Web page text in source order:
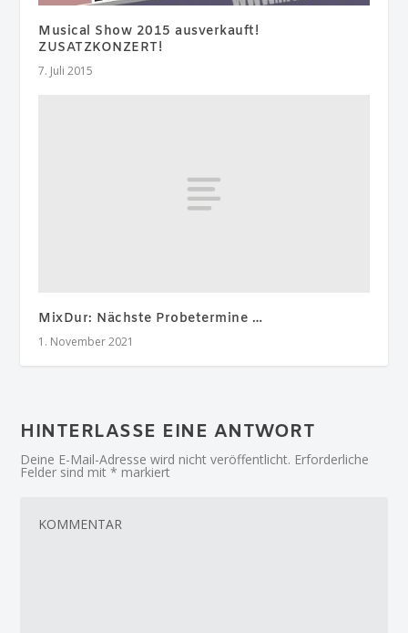
Musical Show 2015 ausverkauft!
ZUSATZKONZERT!
7. Juli 2015
MixDur: Nächste Probetermine …
1. November 2021
HINTERLASSE EINE ANTWORT
Deine E-Mail-Adresse wird nicht veröffentlicht. Erforderliche
Felder sind mit* markiert